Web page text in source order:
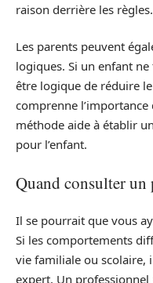
raison derrière les règles.
Les parents peuvent
logiques. Si un enfant
être logique de réduire le
comprenne l’importance
méthode aide à établir
pour l’enfant.
Quand consulter un
Il se pourrait que vous
Si les comportements
vie familiale ou scolaire,
expert. Un